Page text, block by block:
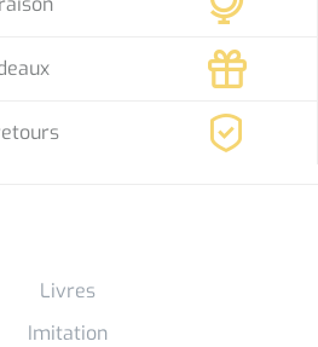
Livres
Imitation